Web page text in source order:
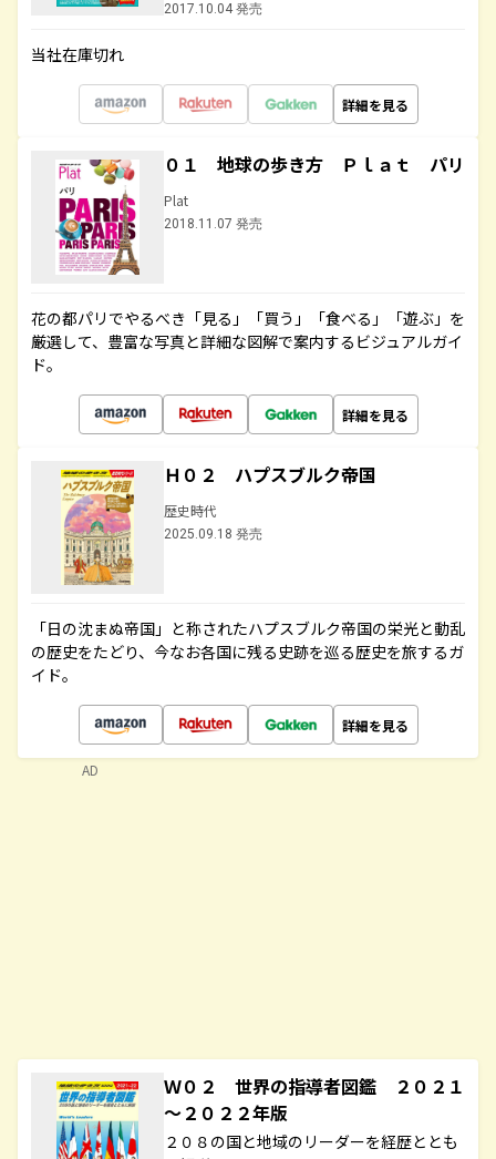
2017.10.04 発売
当社在庫切れ
詳細を見る
０１ 地球の歩き方 Ｐｌａｔ パリ
Plat
2018.11.07 発売
花の都パリでやるべき「見る」「買う」「食べる」「遊ぶ」を
厳選して、豊富な写真と詳細な図解で案内するビジュアルガイ
ド。
詳細を見る
Ｈ０２ ハプスブルク帝国
歴史時代
2025.09.18 発売
「日の沈まぬ帝国」と称されたハプスブルク帝国の栄光と動乱
の歴史をたどり、今なお各国に残る史跡を巡る歴史を旅するガ
イド。
詳細を見る
Ｗ０２ 世界の指導者図鑑 ２０２１
～２０２２年版
２０８の国と地域のリーダーを経歴ととも
AD